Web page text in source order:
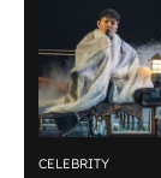
CELEBRITY